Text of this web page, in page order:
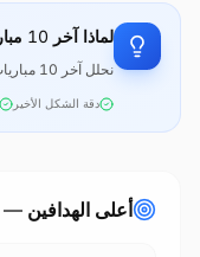
لماذا آخر 10 مباريات؟
نحلل آخر 10 مباريات لتقديم أدق رؤى الأداء.
دقة الشكل الأخير
أعلى الهدافين — Riyadh